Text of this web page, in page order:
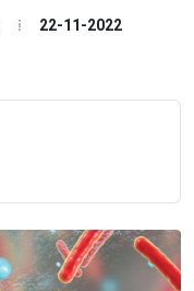
22-11-2022